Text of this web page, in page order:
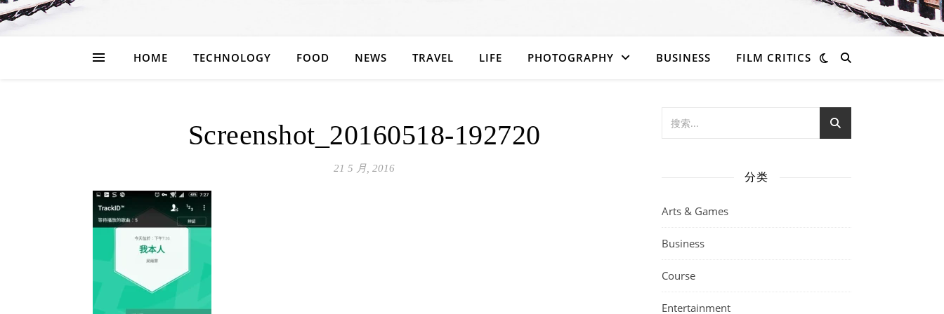
HOME TECHNOLOGY FOOD NEWS TRAVEL LIFE PHOTOGRAPHY BUSINESS FILM CRITICS
Screenshot_20160518-192720
21 5 月, 2016
分类
Arts & Games
Business
Course
Entertainment